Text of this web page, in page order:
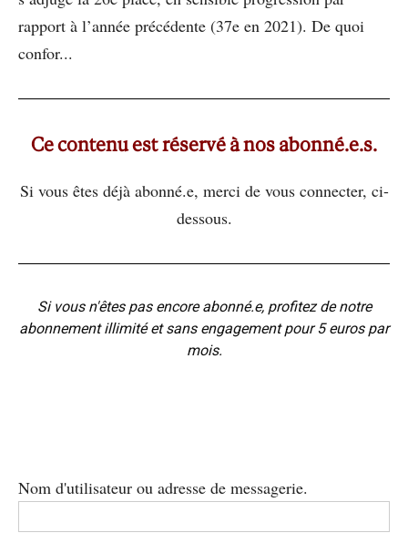
rapport à l’année précédente (37e en 2021). De quoi
confor...
Ce contenu est réservé à nos abonné.e.s.
Si vous êtes déjà abonné.e, merci de vous connecter, ci-
dessous.
Si vous n'êtes pas encore abonné.e, profitez de notre
abonnement illimité et sans engagement pour 5 euros par
mois.
Nom d'utilisateur ou adresse de messagerie.